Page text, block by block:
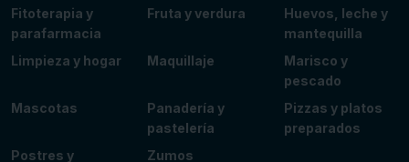
Fitoterapia y
parafarmacia
Fruta y verdura
Huevos, leche y
mantequilla
Limpieza y hogar
Maquillaje
Marisco y
pescado
Mascotas
Panadería y
pastelería
Pizzas y platos
preparados
Postres y
Zumos